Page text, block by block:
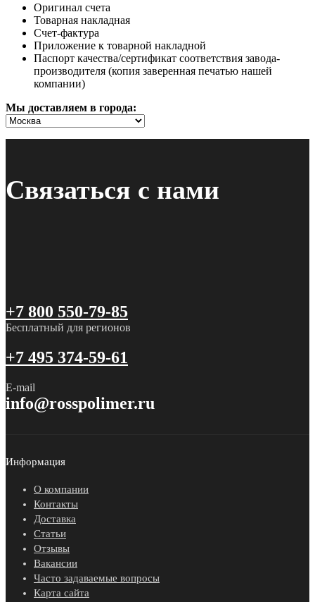
Оригинал счета
Товарная накладная
Счет-фактура
Приложение к товарной накладной
Паспорт качества/сертификат соответствия завода-
производителя (копия заверенная печатью нашей
компании)
Мы доставляем в города:
Связаться с нами
+7 800 550-79-85
Бесплатный для регионов
+7 495 374-59-61
E-mail
info@rosspolimer.ru
Информация
О компании
Контакты
Доставка
Статьи
Отзывы
Вакансии
Часто задаваемые вопросы
Карта сайта